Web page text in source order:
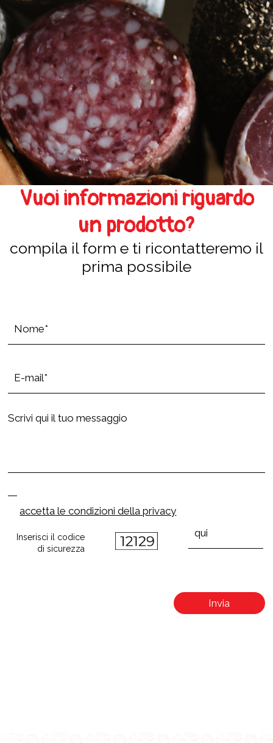
Vuoi informazioni riguardo
un prodotto?
compila il form e ti ricontatteremo il
prima possibile
accetta le condizioni della privacy
Inserisci il codice
di sicurezza
Invia